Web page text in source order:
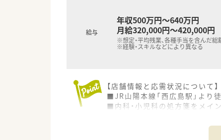
給与
年収500万円～640万円
月給320,000円～420,000円
※想定・平均残業、各種手当を含んだ総
※経験・スキルなどにより異なる
【店舗情報と応需状況について】
■JR山陽本線「西広島駅」より
■内科・小児科の処方箋をメイ